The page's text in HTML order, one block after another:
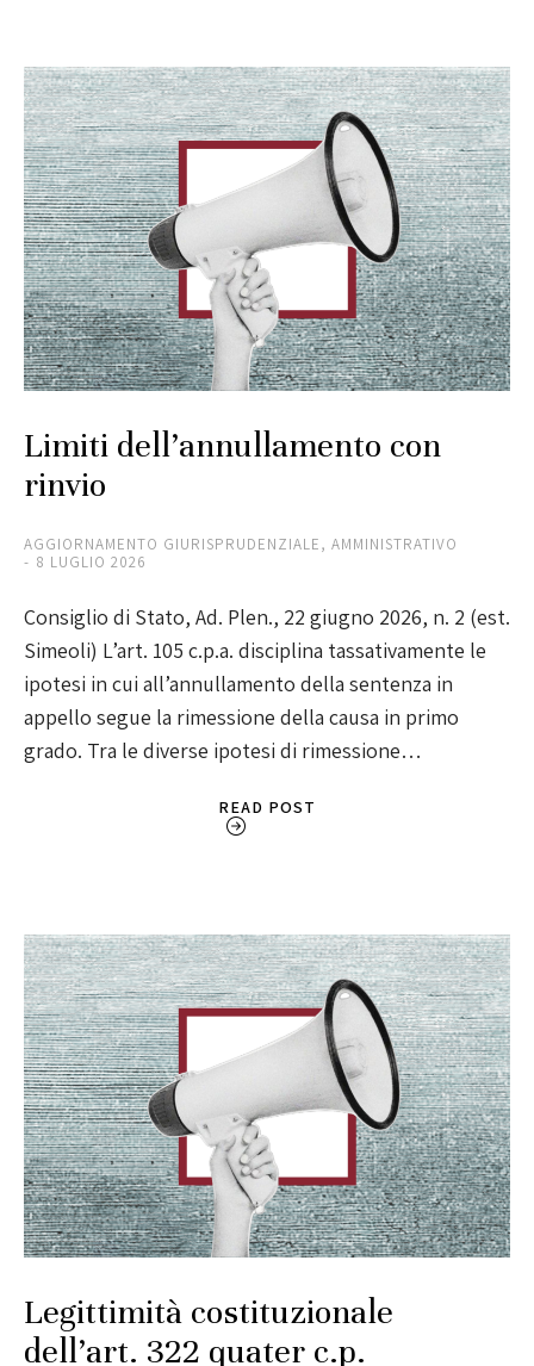
Limiti dell’annullamento con
rinvio
AGGIORNAMENTO GIURISPRUDENZIALE, AMMINISTRATIVO
8 LUGLIO 2026
Consiglio di Stato, Ad. Plen., 22 giugno 2026, n. 2 (est.
Simeoli) L’art. 105 c.p.a. disciplina tassativamente le
ipotesi in cui all’annullamento della sentenza in
appello segue la rimessione della causa in primo
grado. Tra le diverse ipotesi di rimessione…
READ POST
Legittimità costituzionale
dell’art. 322 quater c.p.